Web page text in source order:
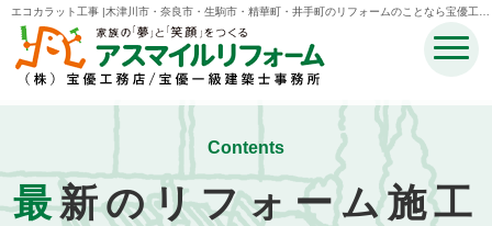
エコカラット工事 |木津川市・奈良市・生駒市・精華町・井手町のリフォームのことなら宝優工務
店アスマイルリフォーム
Contents
最新のリフォーム施工